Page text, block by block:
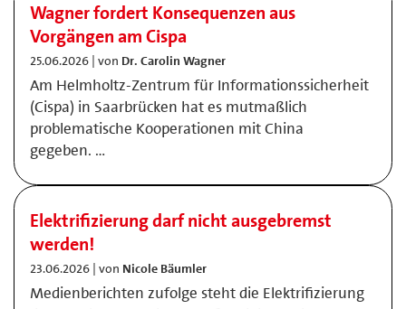
Wagner fordert Konsequenzen aus
Vorgängen am Cispa
25.06.2026 | von Dr. Carolin Wagner
Am Helmholtz-Zentrum für Informationssicherheit
(Cispa) in Saarbrücken hat es mutmaßlich
problematische Kooperationen mit China
gegeben. …
Elektrifizierung darf nicht ausgebremst
werden!
23.06.2026 | von Nicole Bäumler
Medienberichten zufolge steht die Elektrifizierung